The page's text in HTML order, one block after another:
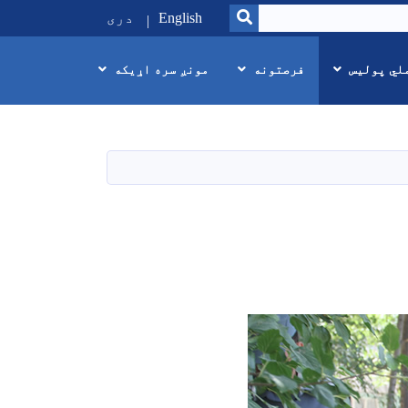
SEARCH
English دری
پولیس فرصتونه مونږ سره اړیکه